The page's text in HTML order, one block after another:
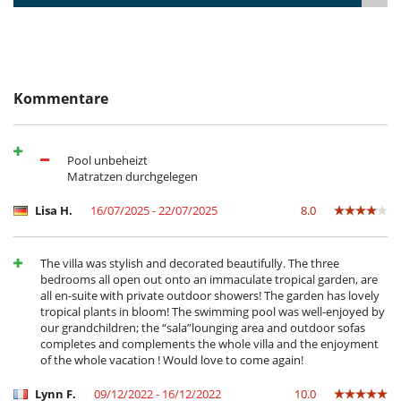
Sicherheitssystem
Draußen
balinesisches Outdoor-Bett
Garten
Liegestühle auf der Terrasse
Loungebereich auf der Terrasse
Terrasse(n)
Für Ihren Komfort und Ihr Wohlbefinden
Außenwhirlpool
begehbarer Kleiderschrank
Esszimmer
Kommentare
Pool unbeheizt
Matratzen durchgelegen
Lisa H. 16/07/2025 - 22/07/2025 8.0
The villa was stylish and decorated beautifully. The three
bedrooms all open out onto an immaculate tropical garden, are
all en-suite with private outdoor showers! The garden has lovely
tropical plants in bloom! The swimming pool was well-enjoyed by
our grandchildren; the “sala”lounging area and outdoor sofas
completes and complements the whole villa and the enjoyment
of the whole vacation ! Would love to come again!
Lynn F. 09/12/2022 - 16/12/2022 10.0